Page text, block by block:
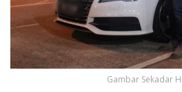
Gambar Sekadar